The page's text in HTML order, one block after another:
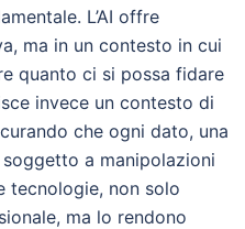
L’AI offre
ma in un contesto in cui
quanto ci si possa fidare
invece un contesto di
che ogni dato, una
a manipolazioni
tecnologie, non solo
ma lo rendono